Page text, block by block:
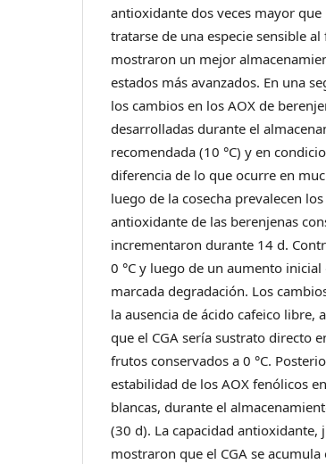
antioxidante dos veces mayor
tratarse de una especie sensible
mostraron un mejor
estados más avanzados. En una
los cambios en los AOX de
desarrolladas durante el
recomendada (10 °C) y en
diferencia de lo que ocurre en
luego de la cosecha prevalecen
antioxidante de las berenjenas
incrementaron durante 14 d.
0 °C y luego de un aumento
marcada degradación. Los
la ausencia de ácido cafeico libre,
que el CGA sería sustrato directo
frutos conservados a 0 °C.
estabilidad de los AOX fenólicos
blancas, durante el
(30 d). La capacidad
mostraron que el CGA se